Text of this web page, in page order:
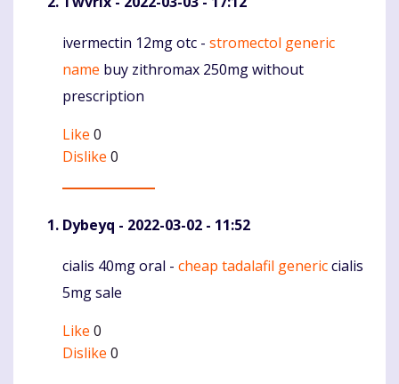
Komentaras
ivermectin 12mg otc - stromectol generic
name buy zithromax 250mg without
prescription
Like 0
Dislike 0
Dybeyq - 2022-03-02 - 11:52
Komentaras
cialis 40mg oral - cheap tadalafil genericcialis
5mg sale
Like 0
Dislike 0